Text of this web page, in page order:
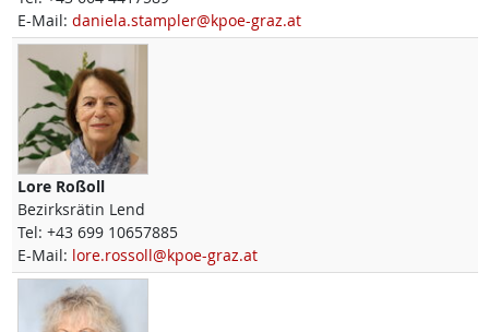
E-Mail: daniela.stampler@kpoe-graz.at
Lore Roßoll
Bezirksrätin Lend
Tel: +43 699 10657885
E-Mail: lore.rossoll@kpoe-graz.at